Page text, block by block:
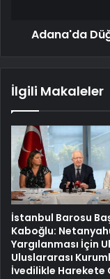
Adana'da
İlgili Makaleler
İstanbul Barosu
Kaboğlu:
Yargılanması İçin
Uluslararası
İvedilikle Harekete